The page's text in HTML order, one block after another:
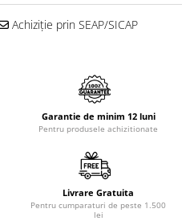
Achiziție prin SEAP/SICAP
Garantie de minim 12 luni
Pentru produsele achizitionate
Livrare Gratuita
Pentru cumparaturi de peste 1.500
lei